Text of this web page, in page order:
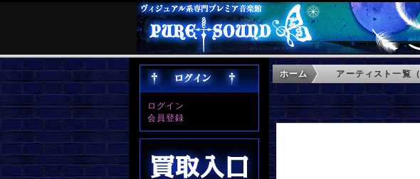
ログイン
会員登録
ホーム アーティスト一覧